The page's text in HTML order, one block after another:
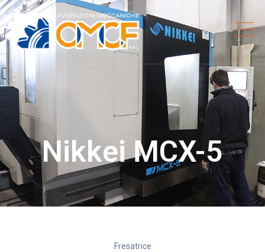
Nikkei MCX-5
Fresatrice